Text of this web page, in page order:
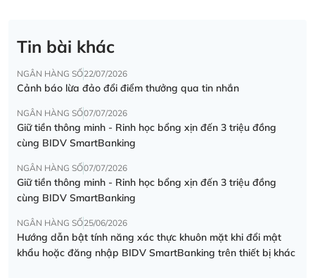
Tin bài khác
NGÂN HÀNG SỐ22/07/2026
Cảnh báo lừa đảo đổi điểm thưởng qua tin nhắn
NGÂN HÀNG SỐ07/07/2026
Giữ tiền thông minh - Rinh học bổng xịn đến 3 triệu đồng
cùng BIDV SmartBanking
NGÂN HÀNG SỐ07/07/2026
Giữ tiền thông minh - Rinh học bổng xịn đến 3 triệu đồng
cùng BIDV SmartBanking
NGÂN HÀNG SỐ25/06/2026
Hướng dẫn bật tính năng xác thực khuôn mặt khi đổi mật
khẩu hoặc đăng nhập BIDV SmartBanking trên thiết bị khác